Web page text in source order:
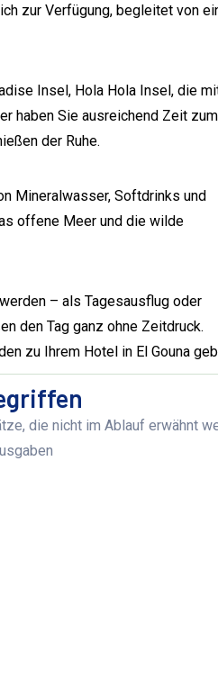
zur Verfügung, begleitet von
Insel, Hola Hola Insel, die
haben Sie ausreichend Zeit zum
der Ruhe.
Mineralwasser, Softdrinks und
offene Meer und die wilde
– als Tagesausflug oder
den Tag ganz ohne Zeitdruck.
zu Ihrem Hotel in El Gouna
die nicht im Ablauf erwähnt